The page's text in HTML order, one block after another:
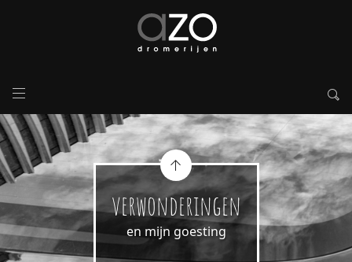
verwonderingen
en mijn goesting